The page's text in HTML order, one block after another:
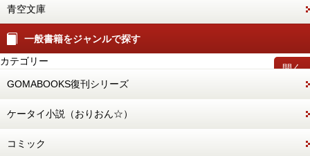
青空文庫
一般書籍をジャンルで探す
開く
カテゴリー
GOMABOOKS復刊シリーズ
ケータイ小説（おりおん☆）
コミック